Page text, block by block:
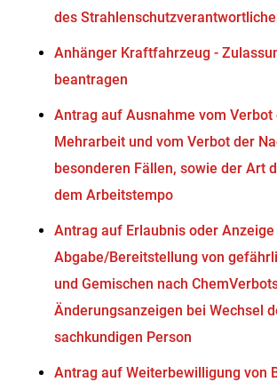
des
Anhänger Kraftfahrzeug -
beantragen
Antrag auf Ausnahme vom Verbot
Mehrarbeit und vom Verbot der
besonderen Fällen, sowie der Art
dem Arbeitstempo
Antrag auf Erlaubnis oder
Abgabe/Bereitstellung von
und Gemischen nach
Änderungsanzeigen bei Wechsel
sachkundigen Person
Antrag auf Weiterbewilligung von